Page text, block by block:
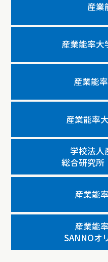
産業
産業能率大
産業能
産業能率
学校法人
総合研究所
産業能
産業能
SANNOオ